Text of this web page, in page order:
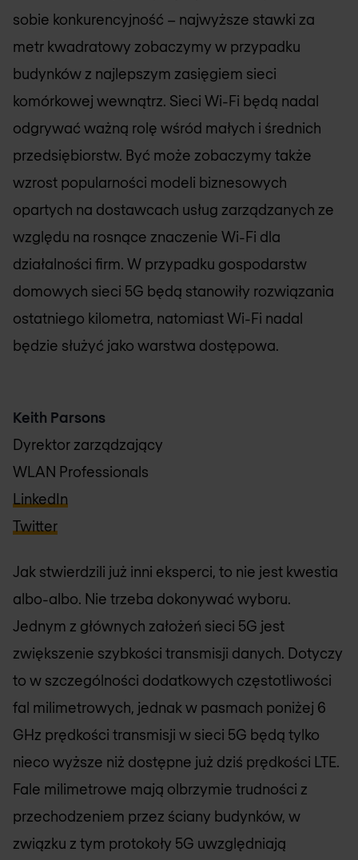
sobie konkurencyjność – najwyższe stawki za
metr kwadratowy zobaczymy w przypadku
budynków z najlepszym zasięgiem sieci
komórkowej wewnątrz. Sieci Wi-Fi będą nadal
odgrywać ważną rolę wśród małych i średnich
przedsiębiorstw. Być może zobaczymy także
wzrost popularności modeli biznesowych
opartych na dostawcach usług zarządzanych ze
względu na rosnące znaczenie Wi-Fi dla
działalności firm. W przypadku gospodarstw
domowych sieci 5G będą stanowiły rozwiązania
ostatniego kilometra, natomiast Wi-Fi nadal
będzie służyć jako warstwa dostępowa.
Keith Parsons
Dyrektor zarządzający
WLAN Professionals
LinkedIn
Twitter
Jak stwierdzili już inni eksperci, to nie jest kwestia
albo-albo. Nie trzeba dokonywać wyboru.
Jednym z głównych założeń sieci 5G jest
zwiększenie szybkości transmisji danych. Dotyczy
to w szczególności dodatkowych częstotliwości
fal milimetrowych, jednak w pasmach poniżej 6
GHz prędkości transmisji w sieci 5G będą tylko
nieco wyższe niż dostępne już dziś prędkości LTE.
Fale milimetrowe mają olbrzymie trudności z
przechodzeniem przez ściany budynków, w
związku z tym protokoły 5G uwzględniają